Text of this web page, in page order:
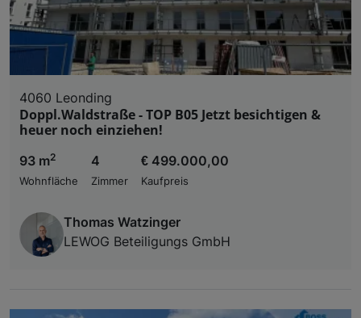
4060 Leonding
Doppl.Waldstraße - TOP B05 Jetzt besichtigen &
heuer noch einziehen!
93 m2
Wohnfläche
4
Zimmer
€ 499.000,00
Kaufpreis
Thomas Watzinger
LEWOG Beteiligungs GmbH